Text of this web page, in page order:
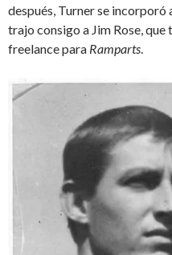
después, Turner se
trajo consigo a Jim Rose,
freelance para Ramparts.